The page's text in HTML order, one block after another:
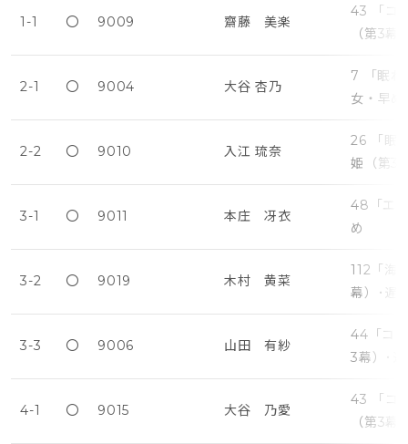
1-1 〇 9009 齋藤 美楽
43 「コ
（第3幕
2-1 〇 9004 大谷 杏乃
7 「眠れ
女・早め
2-2 〇 9010 入江 琉奈
26 「眠
姫（第3
3-1 〇 9011 本庄 冴衣
48「エ
め
3-2 〇 9019 木村 黄菜
112「海
幕）･遅
3-3 〇 9006 山田 有紗
44「コ
3幕）･
4-1 〇 9015 大谷 乃愛
43 「コ
（第3幕